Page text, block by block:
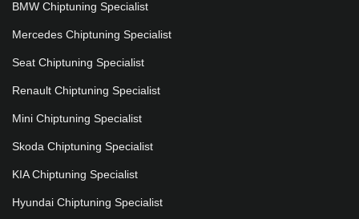
BMW Chiptuning Specialist
Mercedes Chiptuning Specialist
Seat Chiptuning Specialist
Renault Chiptuning Specialist
Mini Chiptuning Specialist
Skoda Chiptuning Specialist
KIA Chiptuning Specialist
Hyundai Chiptuning Specialist